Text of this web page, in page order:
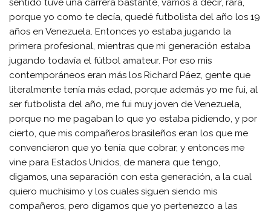
sentido tuve una carrera bastante, vamos a decir, rara,
porque yo como te decía, quedé futbolista del año los 19
años en Venezuela. Entonces yo estaba jugando la
primera profesional, mientras que mi generación estaba
jugando todavía el fútbol amateur. Por eso mis
contemporáneos eran más los Richard Páez, gente que
literalmente tenía más edad, porque además yo me fui, al
ser futbolista del año, me fui muy joven de Venezuela,
porque no me pagaban lo que yo estaba pidiendo, y por
cierto, que mis compañeros brasileños eran los que me
convencieron que yo tenía que cobrar, y entonces me
vine para Estados Unidos, de manera que tengo,
digamos, una separación con esta generación, a la cual
quiero muchísimo y los cuales siguen siendo mis
compañeros, pero digamos que yo pertenezco a las